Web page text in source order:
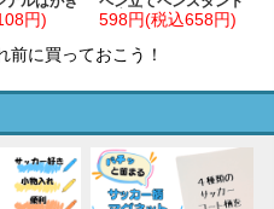
ーシール
円)
（歯ブラシたてにも！）
598円(税込658円)
に買っておこう！